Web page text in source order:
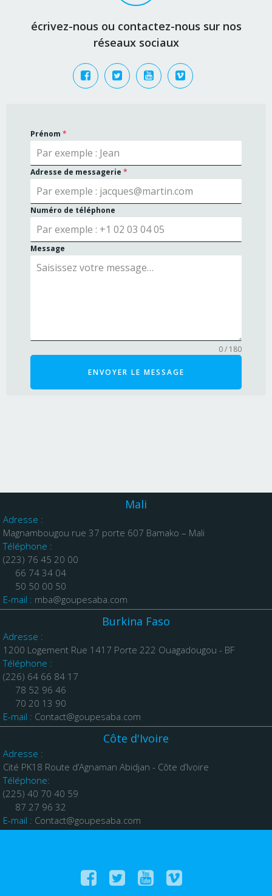
écrivez-nous ou contactez-nous sur nos
réseaux sociaux
Prénom *
Adresse de messagerie *
Numéro de téléphone
Message
0 / 180
ENVOYER LE MESSAGE
Mali
Adresse :
Magnambougou rue 37 porte 607 Bamako – Mali
Téléphone :
(223) 76 45 20 00
66 74 34 04
50 50 00 50
E-mail : mba@goupesaba.com
Burkina Faso
Adresse :
1200 Logement Rue 1417 Porte 222 Ouagadougou - BF
Téléphone :
(226) 64 66 84 17
78 52 96 46
70 20 13 90
E-mail : Contact@goupesaba.com
Côte d'Ivoire
Adresse :
Cité PK18 Route d’Agnaman Abidjan - Côte d’Ivoire
Téléphone:
(225) 40 70 40 59
87 27 96 32
E-mail : Contact@goupesaba.com